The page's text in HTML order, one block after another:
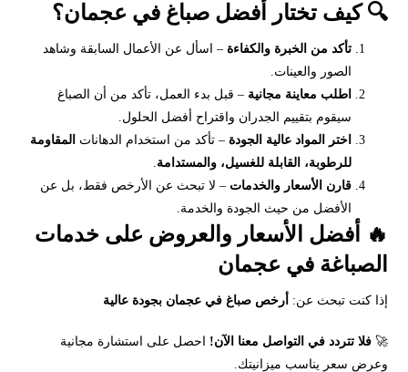
🔍 كيف تختار أفضل صباغ في عجمان؟
تأكد من الخبرة والكفاءة – اسأل عن الأعمال السابقة وشاهد
الصور والعينات.
اطلب معاينة مجانية – قبل بدء العمل، تأكد من أن الصباغ
سيقوم بتقييم الجدران واقتراح أفضل الحلول.
اختر المواد عالية الجودة – تأكد من استخدام الدهانات المقاومة
للرطوبة، القابلة للغسيل، والمستدامة.
قارن الأسعار والخدمات – لا تبحث عن الأرخص فقط، بل عن
الأفضل من حيث الجودة والخدمة.
🔥 أفضل الأسعار والعروض على خدمات
الصباغة في عجمان
إذا كنت تبحث عن: أرخص صباغ في عجمان بجودة عالية
🚀فلا تتردد في التواصل معنا الآن! احصل على استشارة مجانية
وعرض سعر يناسب ميزانيتك.